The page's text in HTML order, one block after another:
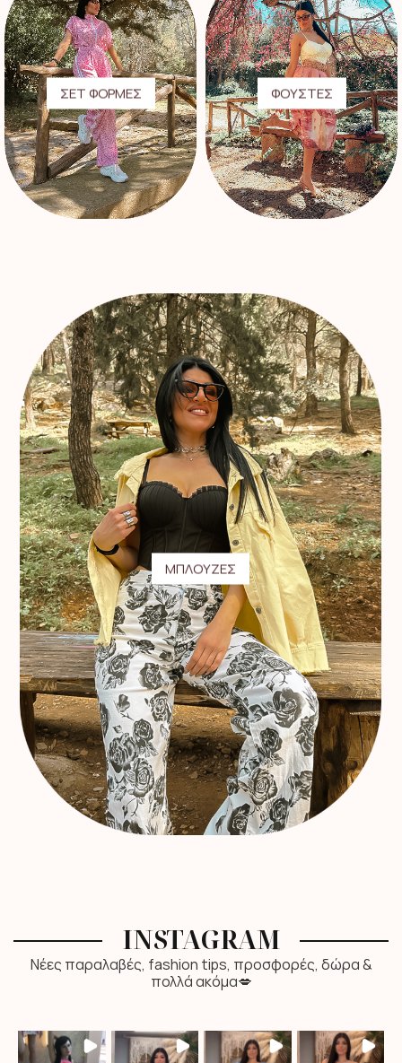
ΣΕΤ ΦΟΡΜΕΣ ΦΟΥΣΤΕΣ
ΜΠΛΟΥΖΕΣ
INSTAGRAM
Νέες παραλαβές, fashion tips, προσφορές, δώρα &
πολλά ακόμα💋